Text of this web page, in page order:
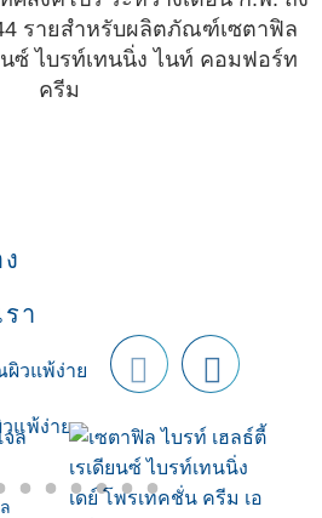
รายสำหรับผลิตภัณฑ์เซตาฟิล
นซ์ ไบรท์เทนนิ่ง ไนท์ คอมฟอร์ท
ครีม
แพ้ง่าย
า
Prev
next